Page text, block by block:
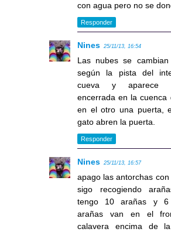
con agua pero no se
Responder
Nines 25/11/13, 16:54
Las nubes se
según la pista del
cueva y aparece
encerrada en la cuenca
en el otro una puerta,
gato abren la puerta.
Responder
Nines 25/11/13, 16:57
apago las antorchas
sigo recogiendo
tengo 10 arañas y 6
arañas van en el
calavera encima de